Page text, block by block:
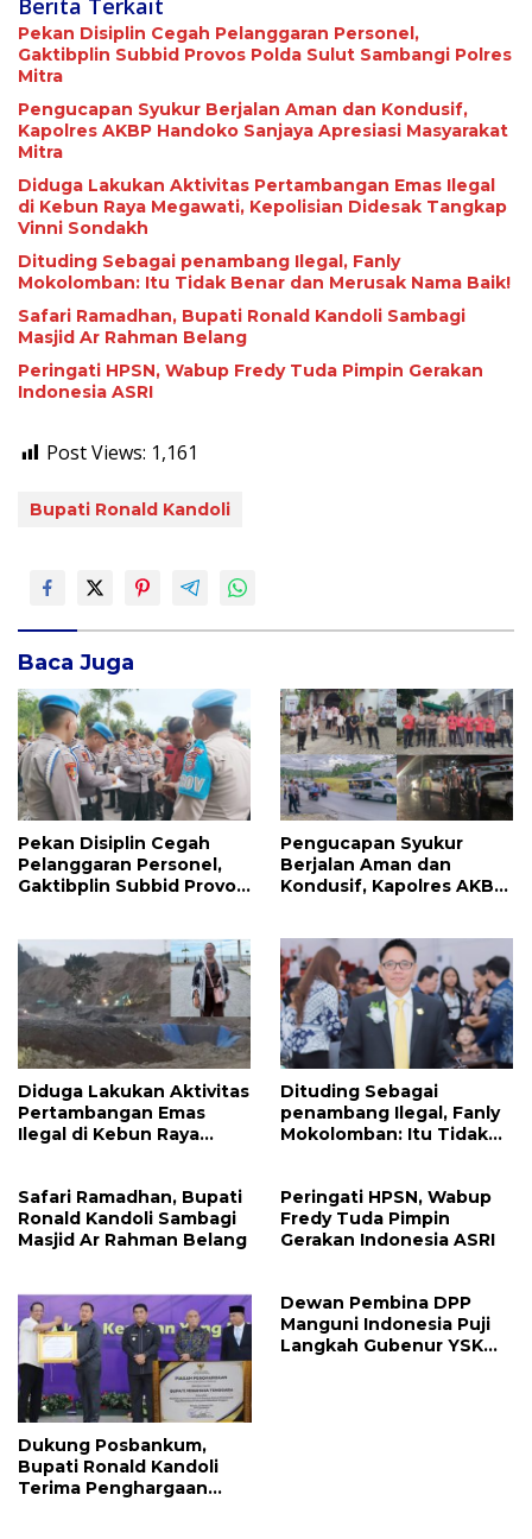
Berita Terkait
Pekan Disiplin Cegah Pelanggaran Personel,
Gaktibplin Subbid Provos Polda Sulut Sambangi ‎Polres
Mitra
Pengucapan Syukur Berjalan Aman dan Kondusif,
Kapolres AKBP Handoko Sanjaya Apresiasi Masyarakat
Mitra
Diduga Lakukan Aktivitas Pertambangan Emas Ilegal
di Kebun Raya Megawati, Kepolisian Didesak Tangkap
Vinni Sondakh
Dituding Sebagai penambang Ilegal, Fanly
Mokolomban: Itu Tidak Benar dan Merusak Nama Baik!
Safari Ramadhan, Bupati Ronald Kandoli Sambagi
Masjid Ar Rahman Belang
Peringati HPSN, Wabup Fredy Tuda Pimpin Gerakan
Indonesia ASRI
Post Views: 1,161
Bupati Ronald Kandoli
Baca Juga
Pekan Disiplin Cegah
Pelanggaran Personel,
Gaktibplin Subbid Provos
Pengucapan Syukur
Berjalan Aman dan
Kondusif, Kapolres AKBP
Mitra
Diduga Lakukan Aktivitas
Pertambangan Emas
Ilegal di Kebun Raya
Sondakh
Dituding Sebagai
penambang Ilegal, Fanly
Mokolomban: Itu Tidak
Safari Ramadhan, Bupati
Ronald Kandoli Sambagi
Masjid Ar Rahman Belang
Peringati HPSN, Wabup
Fredy Tuda Pimpin
Gerakan Indonesia ASRI
Dukung Posbankum,
Bupati Ronald Kandoli
Terima Penghargaan
Dewan Pembina DPP
Manguni Indonesia Puji
Langkah Gubenur YSK